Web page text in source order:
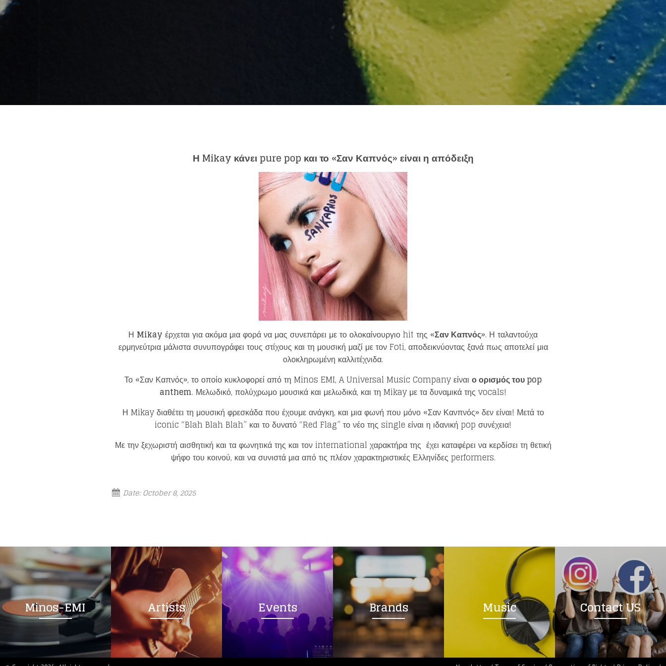
Η Mikay κάνειpure pop και το «Σαν Καπνός» είναι η απόδειξη
Η Mikay έρχεται για ακόμα μια φορά να μας συνεπάρει με το ολοκαίνουργιο hit της «Σαν Καπνός». Η ταλαντούχα
ερμηνεύτρια μάλιστα συνυπογράφει τους στίχους και τη μουσική μαζί με τον Foti, αποδεικνύοντας ξανά πως αποτελεί μια
ολοκληρωμένη καλλιτέχνιδα.
Το «Σαν Καπνός», το οποίο κυκλοφορεί από τη Minos EMI, A Universal Music Company είναι ο ορισμός τουpop
anthem. Μελωδικό, πολύχρωμο μουσικά και μελωδικά, και τη Mikay με τα δυναμικά της vocals!
Η Mikay διαθέτει τη μουσική φρεσκάδα που έχουμε ανάγκη, και μια φωνή που μόνο «Σαν Κανπνός» δεν είναι! Μετά το
iconic “Blah Blah Blah” και το δυνατό “Red Flag” το νέο της single είναι η ιδανική pop συνέχεια!
Με την ξεχωριστή αισθητική και τα φωνητικά της και τον international χαρακτήρα της έχει καταφέρει να κερδίσει τη θετική
ψήφο του κοινού, και να συνιστά μια από τις πλέον χαρακτηριστικές Ελληνίδες performers.
Date:October 8, 2025
Minos-EMI Artists Events Brands Music Contact US
Get news from your favorite artists before everyone else.
Loading your form, please wait...